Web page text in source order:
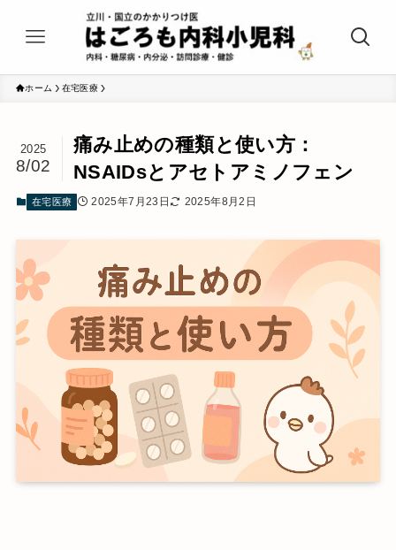
ホーム 在宅医療
痛み止めの種類と使い方：
NSAIDsとアセトアミノフェン
2025
8/02
在宅医療 2025年7月23日 2025年8月2日